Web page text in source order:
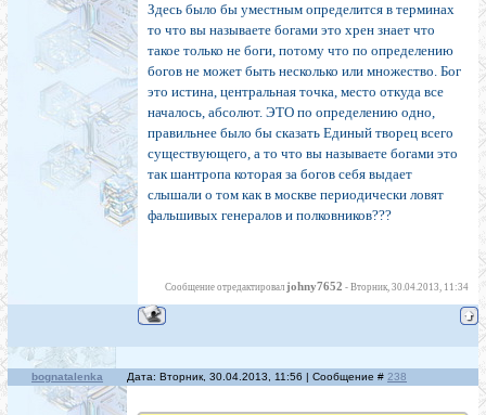
Здесь было бы уместным определится в терминах
то что вы называете богами это хрен знает что
такое только не боги, потому что по определению
богов не может быть несколько или множество. Бог
это истина, центральная точка, место откуда все
началось, абсолют. ЭТО по определению одно,
правильнее было бы сказать Единый творец всего
существующего, а то что вы называете богами это
так шантропа которая за богов себя выдает
слышали о том как в москве периодически ловят
фальшивых генералов и полковников???
Сообщение отредактировал johny7652 - Вторник, 30.04.2013, 11:34
bognatalenka Дата: Вторник, 30.04.2013, 11:56 | Сообщение # 238